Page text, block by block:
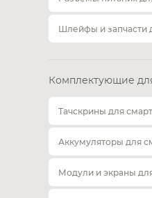
Шлейфы и запчасти
Комплектующие
Тачскрины для
Аккумуляторы для
Модули и экраны